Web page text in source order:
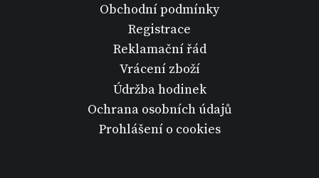
Obchodní podmínky
Registrace
Reklamační řád
Vrácení zboží
Údržba hodinek
Ochrana osobních údajů
Prohlášení o cookies